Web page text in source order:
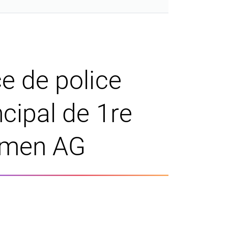
de police
de 1re
AG